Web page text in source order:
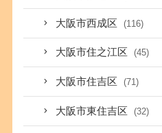
大阪市西成区 (116)
大阪市住之江区 (45)
大阪市住吉区 (71)
大阪市東住吉区 (32)